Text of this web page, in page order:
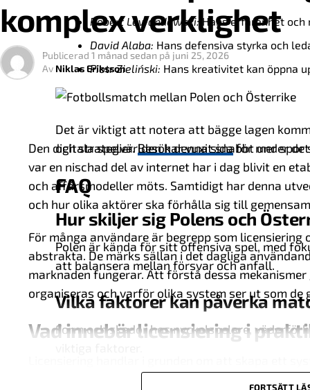
Robert Lewandowski: Hans erfarenhet och
David Alaba: Hans defensiva styrka och
Piotr Zieliński: Hans kreativitet kan öppna
Det är viktigt att notera att bägge lagen
och strategier.Besök denna sidaför mer
FAQ
Hur skiljer sig Polens och
Polen är kända för sitt offensiva spel, med
att balansera mellan försvar och anfall.
Vilka faktorer kan påverka
Form och skador hos nyckelspelare,
Var kan jag lära mig mer om
komplex verklighet
Publicerad 1 månad sedan på juni 25, 2026
Av Niklas Eriksson
Den digitala spelvärlden har vuxit snabbt under
var en nischad del av internet har i dag blivit en
och affärsmodeller möts. Samtidigt har denna
och hur olika aktörer ska förhålla sig till
För många användare är begrepp som
abstrakta. De märks sällan i det dagliga
marknaden fungerar. Att förstå dessa
organiseras och varför olika system ser ut som de
Vad innebär licensiering i
vissa krav för att få verka inom en specifik
FORTSÄTT